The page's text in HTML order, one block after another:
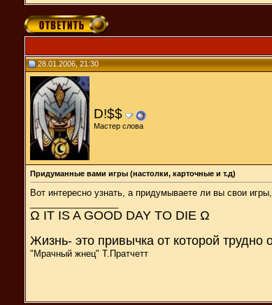
28.01.2006, 21:30
D!$$
Мастер слова
Придуманные вами игры (настолки, карточные и т.д)
Вот интересно узнать, а придумываете ли вы свои
Ω IT IS A GOOD DAY TO DIE Ω
Жизнь- это привычка от которой трудно
"Мрачный жнец" Т.Пратчетт